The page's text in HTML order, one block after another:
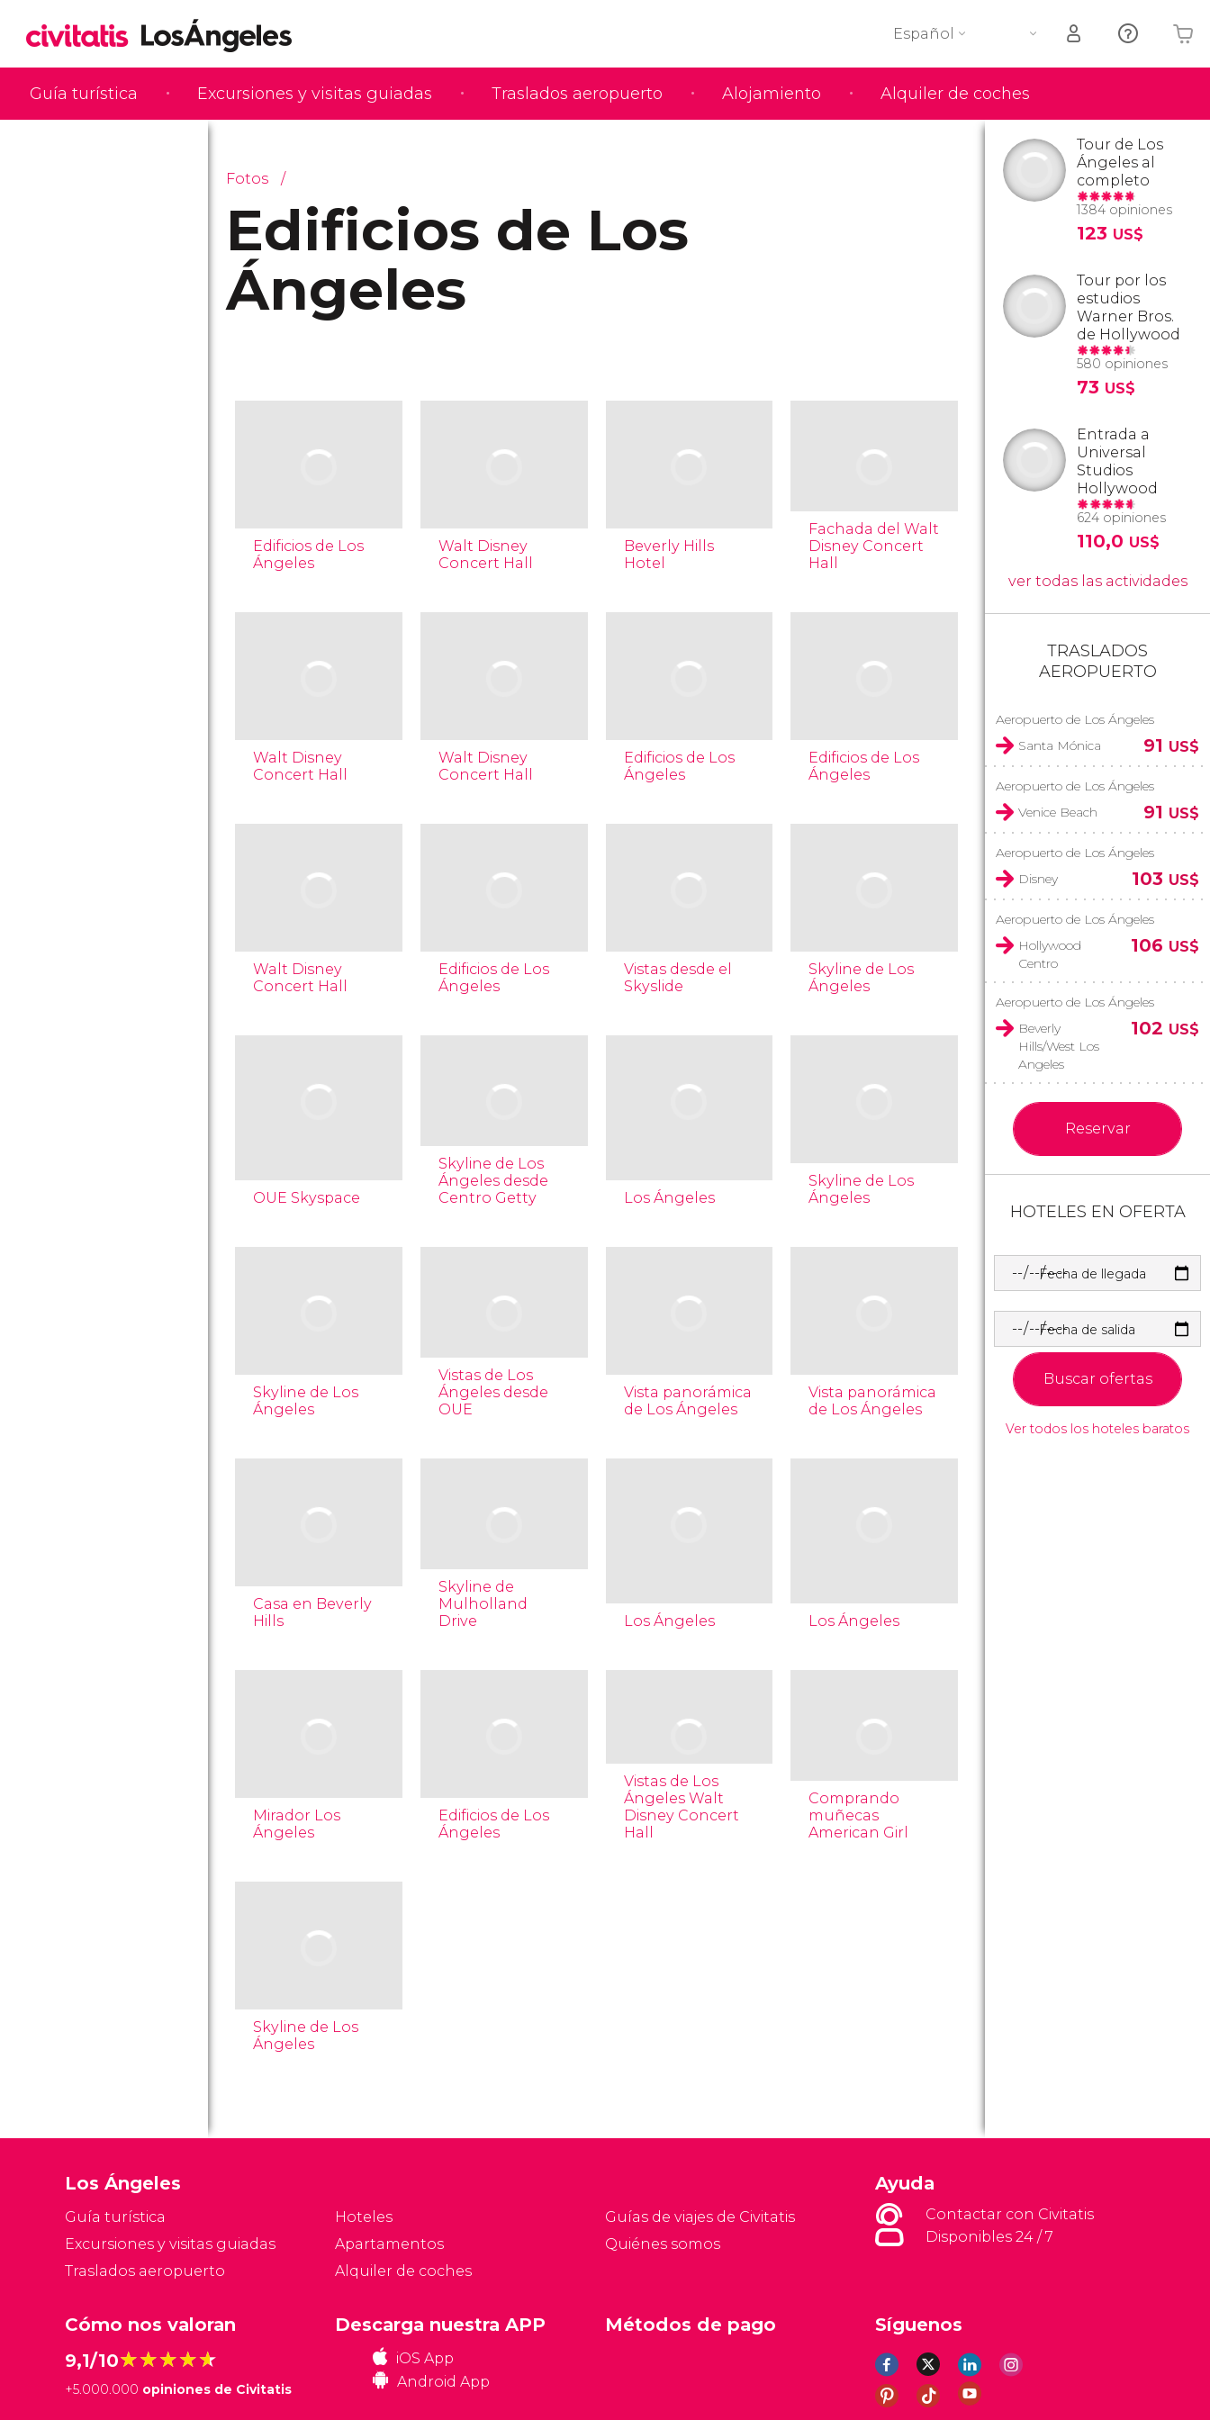
Guía turística Excursiones y visitas guiadas Traslados aeropuerto Alojamiento Alquiler de coches
Español
Fotos
Edificios de Los
Ángeles
Edificios de Los
Ángeles
Walt Disney
Concert Hall
Beverly Hills
Hotel
Fachada del Walt
Disney Concert
Hall
Walt Disney
Concert Hall
Walt Disney
Concert Hall
Edificios de Los
Ángeles
Edificios de Los
Ángeles
Walt Disney
Concert Hall
Edificios de Los
Ángeles
Vistas desde el
Skyslide
Skyline de Los
Ángeles
OUE Skyspace
Skyline de Los
Ángeles desde
Centro Getty
Los Ángeles
Skyline de Los
Ángeles
Skyline de Los
Ángeles
Vistas de Los
Ángeles desde
OUE
Vista panorámica
de Los Ángeles
Vista panorámica
de Los Ángeles
Casa en Beverly
Hills
Skyline de
Mulholland
Drive
Los Ángeles Los Ángeles
Mirador Los
Ángeles
Edificios de Los
Ángeles
Vistas de Los
Ángeles Walt
Disney Concert
Hall
Comprando
muñecas
American Girl
Skyline de Los
Ángeles
Tour de Los
Ángeles al
completo
1384 opiniones
123 US$
Tour por los
estudios
Warner Bros.
de Hollywood
580 opiniones
73 US$
Entrada a
Universal
Studios
Hollywood
624 opiniones
110,0 US$
ver todas las actividades
TRASLADOS
AEROPUERTO
Aeropuerto de Los Ángeles
Santa Mónica
91 US$
Aeropuerto de Los Ángeles
Venice Beach
91 US$
Aeropuerto de Los Ángeles
Disney
103 US$
Aeropuerto de Los Ángeles
Hollywood
Centro
106 US$
Aeropuerto de Los Ángeles
Beverly
Hills/West Los
Angeles
102 US$
Reservar
HOTELES EN OFERTA
Fecha de llegada
Fecha de salida
Buscar ofertas
Ver todos los hoteles baratos
Los Ángeles
Guía turística
Excursiones y visitas guiadas
Traslados aeropuerto
Hoteles
Apartamentos
Alquiler de coches
Guías de viajes de Civitatis
Quiénes somos
Ayuda
Contactar con Civitatis
Disponibles 24 / 7
Cómo nos valoran
9,1/10★★★★★
★★★★★
+5.000.000 opiniones de Civitatis
Síguenos
Descarga nuestra APP
iOS App
Android App
Métodos de pago